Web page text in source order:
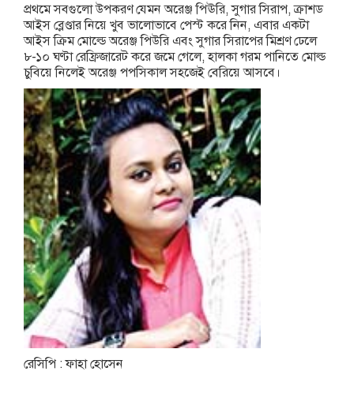
প্রথমে সবগুলো উপকরণ যেমন অরেঞ্জ পিঊরি, সুগার সিরাপ, ক্রাশড
আইস ব্লেণ্ডার নিয়ে খুব ভালোভাবে পেস্ট করে নিন, এবার একটা
আইস ক্রিম মোল্ডে অরেঞ্জ পিউরি এবং সুগার সিরাপের মিশ্রণ ঢেলে
৮-১০ ঘণ্টা রেফ্রিজারেট করে জমে গেলে, হালকা গরম পানিতে মোল্ড
চুবিয়ে নিলেই অরেঞ্জ পপসিকাল সহজেই বেরিয়ে আসবে।
রেসিপি : ফাহা হোসেন